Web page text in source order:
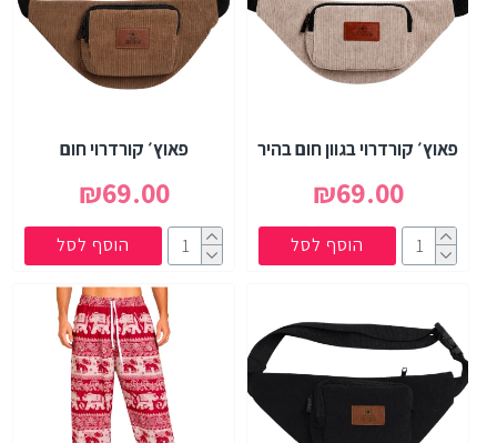
פאוץ׳ קורדרוי בגוון חום בהיר
₪69.00
הוסף לסל
פאוץ׳ קורדרוי חום
₪69.00
הוסף לסל